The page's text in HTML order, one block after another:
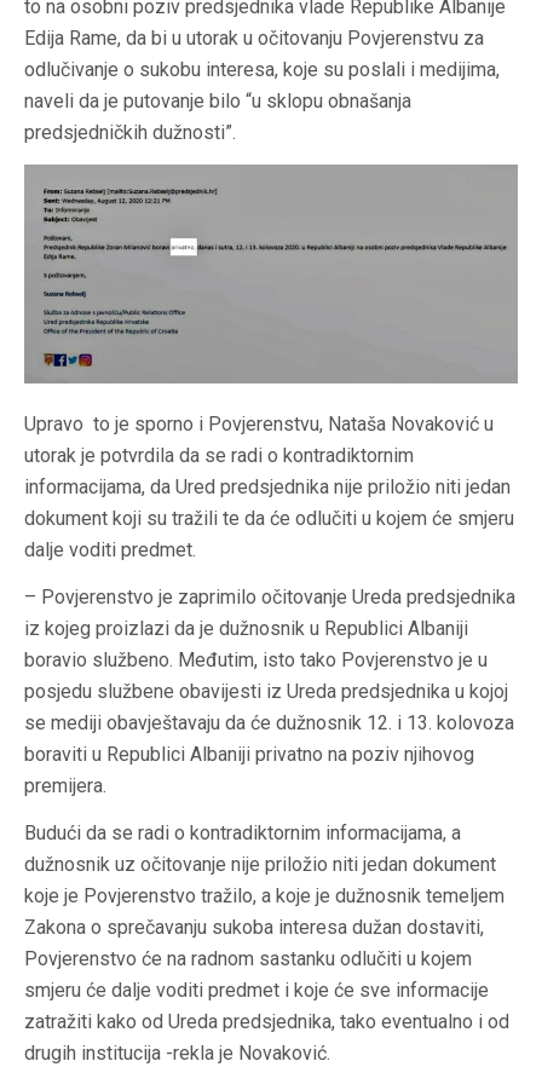
to na osobni poziv predsjednika vlade Republike Albanije
Edija Rame, da bi u utorak u očitovanju Povjerenstvu za
odlučivanje o sukobu interesa, koje su poslali i medijima,
naveli da je putovanje bilo “u sklopu obnašanja
predsjedničkih dužnosti”.
Upravo to je sporno i Povjerenstvu, Nataša Novaković u
utorak je potvrdila da se radi o kontradiktornim
informacijama, da Ured predsjednika nije priložio niti jedan
dokument koji su tražili te da će odlučiti u kojem će smjeru
dalje voditi predmet.
– Povjerenstvo je zaprimilo očitovanje Ureda predsjednika
iz kojeg proizlazi da je dužnosnik u Republici Albaniji
boravio službeno. Međutim, isto tako Povjerenstvo je u
posjedu službene obavijesti iz Ureda predsjednika u kojoj
se mediji obavještavaju da će dužnosnik 12. i 13. kolovoza
boraviti u Republici Albaniji privatno na poziv njihovog
premijera.
Budući da se radi o kontradiktornim informacijama, a
dužnosnik uz očitovanje nije priložio niti jedan dokument
koje je Povjerenstvo tražilo, a koje je dužnosnik temeljem
Zakona o sprečavanju sukoba interesa dužan dostaviti,
Povjerenstvo će na radnom sastanku odlučiti u kojem
smjeru će dalje voditi predmet i koje će sve informacije
zatražiti kako od Ureda predsjednika, tako eventualno i od
drugih institucija -rekla je Novaković.